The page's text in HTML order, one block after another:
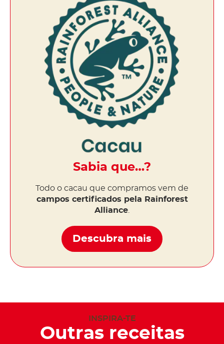
Sabia que…?
Todo o cacau que compramos vem de
campos certificados pela Rainforest
Alliance.
Descubra mais
INSPIRA-TE
Outras receitas